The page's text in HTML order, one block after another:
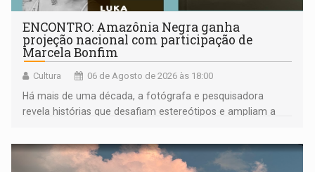
ENCONTRO: Amazônia Negra ganha
projeção nacional com participação de
Marcela Bonfim
Cultura 06 de Agosto de 2026 às 18:00
Há mais de uma década, a fotógrafa e pesquisadora
revela histórias que desafiam estereótipos e ampliam a
negras